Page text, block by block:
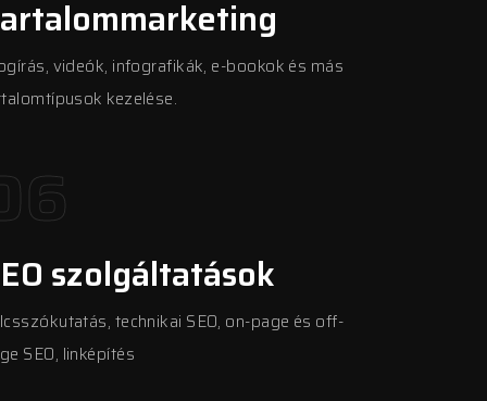
videók, infografikák, e-bookok és más
kezelése.
szolgáltatások
technikai SEO, on-page és off-
SEO, linképítés